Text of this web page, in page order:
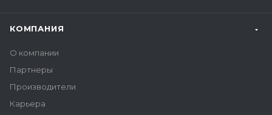
КОМПАНИЯ
О компании
Партнеры
Производители
Карьера